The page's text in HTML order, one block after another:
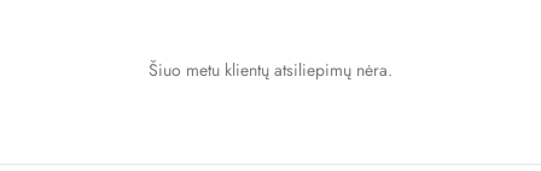
Šiuo metu klientų atsiliepimų nėra.